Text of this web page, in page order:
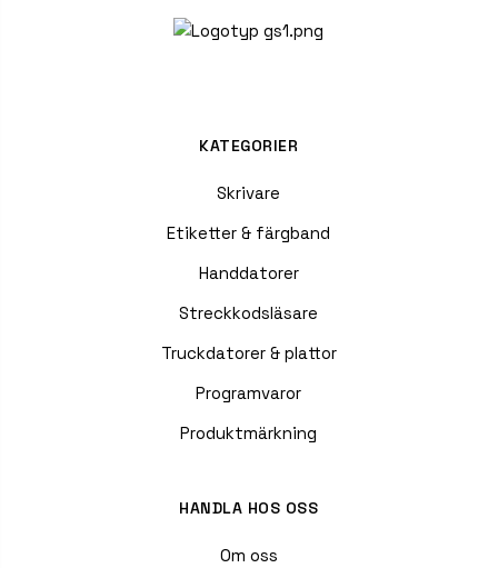
KATEGORIER
Skrivare
Etiketter & färgband
Handdatorer
Streckkodsläsare
Truckdatorer & plattor
Programvaror
Produktmärkning
HANDLA HOS OSS
Om oss